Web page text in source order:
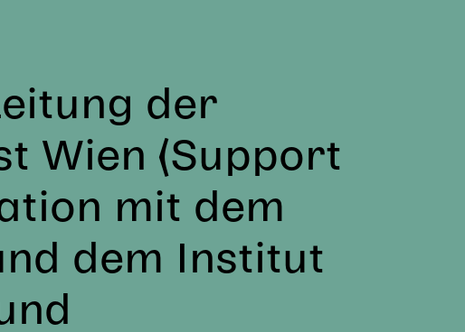
der
Wien (Support
mit dem
dem Institut